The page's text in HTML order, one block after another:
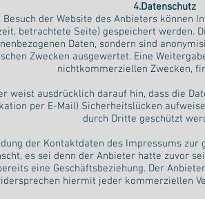
4.Datenschutz
Besuch der Website des Anbieters können
betrachtete Seite) gespeichert werden.
Daten, sondern sind
Zwecken ausgewertet. Eine
nichtkommerziellen Zwecken,
weist ausdrücklich darauf hin, dass die
per E-Mail) Sicherheitslücken
durch Dritte geschützt
der Kontaktdaten des Impressums
es sei denn der Anbieter hatte zuvor
eine Geschäftsbeziehung. Der
hiermit jeder kommerziellen